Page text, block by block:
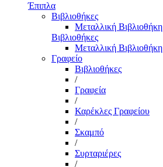
Έπιπλα
Βιβλιοθήκες
Μεταλλική Βιβλιοθήκη
Βιβλιοθήκες
Μεταλλική Βιβλιοθήκη
Γραφείο
Βιβλιοθήκες
/
Γραφεία
/
Καρέκλες Γραφείου
/
Σκαμπό
/
Συρταριέρες
/